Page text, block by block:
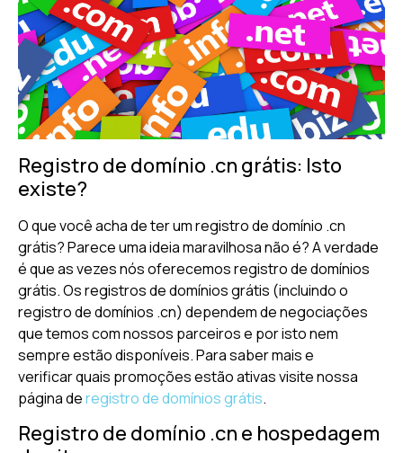
Registro de domínio .cn grátis: Isto
existe?
O que você acha de ter um registro de domínio .cn
grátis? Parece uma ideia maravilhosa não é? A verdade
é que as vezes nós oferecemos registro de domínios
grátis. Os registros de domínios grátis (incluindo o
registro de domínios .cn) dependem de negociações
que temos com nossos parceiros e por isto nem
sempre estão disponíveis. Para saber mais e
verificar quais promoções estão ativas visite nossa
página deregistro de domínios grátis.
Registro de domínio .cn e hospedagem